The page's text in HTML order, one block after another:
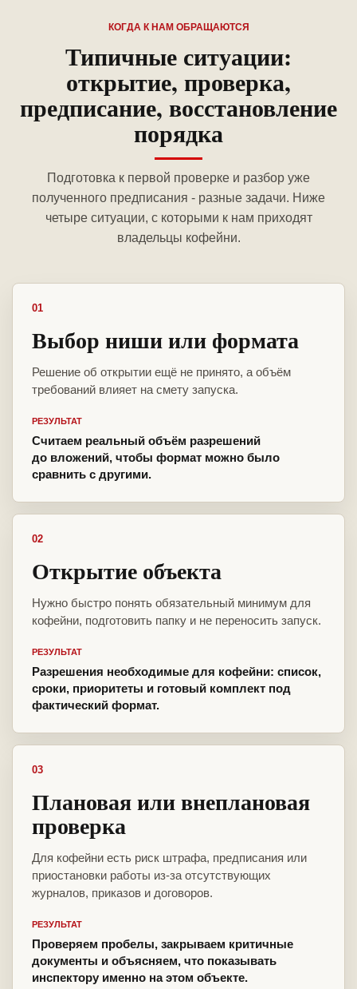
КОГДА К НАМ ОБРАЩАЮТСЯ
Типичные ситуации:
открытие, проверка,
предписание, восстановление
порядка
Подготовка к первой проверке и разбор уже
полученного предписания - разные задачи. Ниже
четыре ситуации, с которыми к нам приходят
владельцы кофейни.
01
Выбор ниши или формата
Решение об открытии ещё не принято, а объём
требований влияет на смету запуска.
РЕЗУЛЬТАТ
Считаем реальный объём разрешений
до вложений, чтобы формат можно было
сравнить с другими.
02
Открытие объекта
Нужно быстро понять обязательный минимум для
кофейни, подготовить папку и не переносить запуск.
РЕЗУЛЬТАТ
Разрешения необходимые для кофейни: список,
сроки, приоритеты и готовый комплект под
фактический формат.
03
Плановая или внеплановая
проверка
Для кофейни есть риск штрафа, предписания или
приостановки работы из-за отсутствующих
журналов, приказов и договоров.
РЕЗУЛЬТАТ
Проверяем пробелы, закрываем критичные
документы и объясняем, что показывать
инспектору именно на этом объекте.